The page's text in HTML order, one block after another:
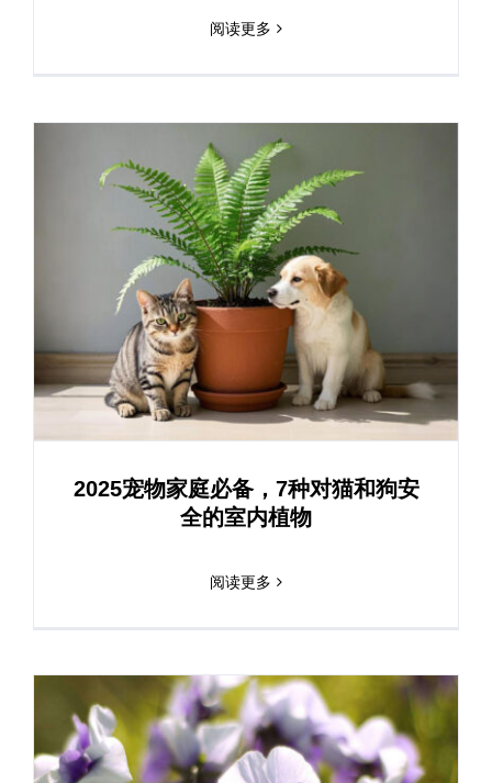
阅读更多
2025宠物家庭必备，7种对猫和狗安
全的室内植物
阅读更多